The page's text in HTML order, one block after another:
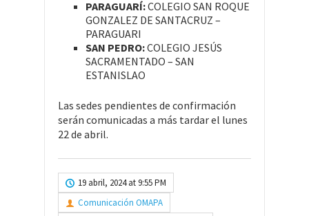
PARAGUARÍ:COLEGIO SAN ROQUE
GONZALEZ DE SANTACRUZ –
PARAGUARI
SAN PEDRO:COLEGIO JESÚS
SACRAMENTADO – SAN
ESTANISLAO
Las sedes pendientes de confirmación
serán comunicadas a más tardar el lunes
22 de abril.
19 abril, 2024 at 9:55 PM
Comunicación OMAPA